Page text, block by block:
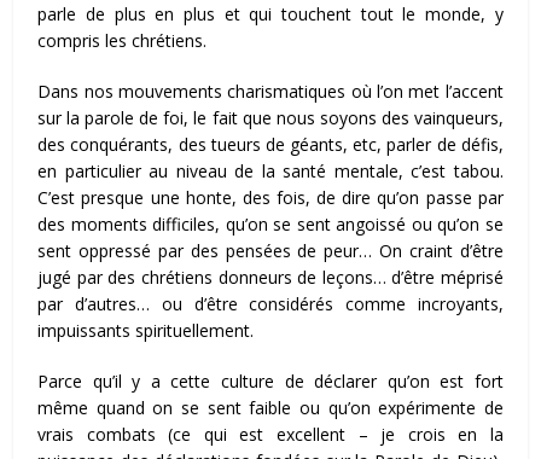
parle de plus en plus et qui touchent tout le monde, y
compris les chrétiens.
Dans nos mouvements charismatiques où l’on met l’accent
sur la parole de foi, le fait que nous soyons des vainqueurs,
des conquérants, des tueurs de géants, etc, parler de défis,
en particulier au niveau de la santé mentale, c’est tabou.
C’est presque une honte, des fois, de dire qu’on passe par
des moments difficiles, qu’on se sent angoissé ou qu’on se
sent oppressé par des pensées de peur… On craint d’être
jugé par des chrétiens donneurs de leçons… d’être méprisé
par d’autres… ou d’être considérés comme incroyants,
impuissants spirituellement.
Parce qu’il y a cette culture de déclarer qu’on est fort
même quand on se sent faible ou qu’on expérimente de
vrais combats (ce qui est excellent – je crois en la